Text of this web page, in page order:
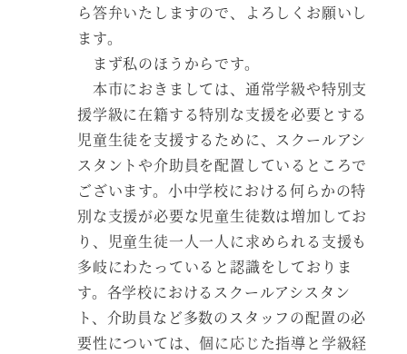
ら答弁いたしますので、よろしくお願いし
ます。
まず私のほうからです。
本市におきましては、通常学級や特別支
援学級に在籍する特別な支援を必要とする
児童生徒を支援するために、スクールアシ
スタントや介助員を配置しているところで
ございます。小中学校における何らかの特
別な支援が必要な児童生徒数は増加してお
り、児童生徒一人一人に求められる支援も
多岐にわたっていると認識をしておりま
す。各学校におけるスクールアシスタン
ト、介助員など多数のスタッフの配置の必
要性については、個に応じた指導と学級経